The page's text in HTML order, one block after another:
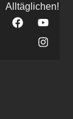
Alltäglichen!